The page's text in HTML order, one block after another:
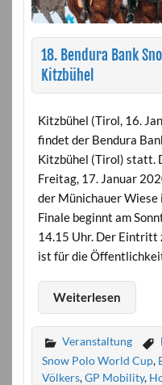
18. Bendura Bank
Kitzbühel
Kitzbühel (Tirol, 16.
findet der Bendura
Kitzbühel (Tirol) statt.
Freitag, 17. Januar
der Münichauer Wiese
Finale beginnt am
14.15 Uhr. Der Eintritt
ist für die
Weiterlesen
Veranstaltung
Snow Polo World Cup,
Völkers,GP Mobility,